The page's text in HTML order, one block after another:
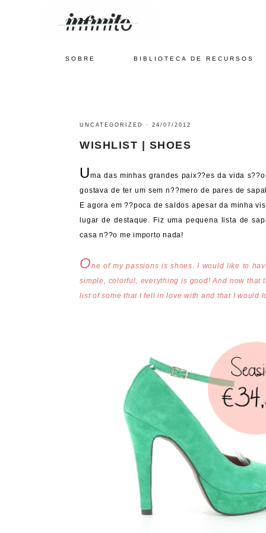
SOBRE BIBLIOTECA DE RECURSOS
UNCATEGORIZED ·24/07/2012
WISHLIST | SHOES
Uma das minhas grandes paix??es da vida
gostava de ter um sem n??mero de pares de
E agora em ??poca de saldos apesar da minha
lugar de destaque. Fiz uma pequena lista de
casa n??o me importo nada!
One of my passions is shoes. I would like to
simple, colorful, everything is good! And now that
list of some that I fell in love with and that I would